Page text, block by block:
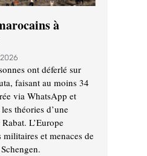
à
ont déferlé sur
faisant au moins 34
via WhatsApp et
théories d’une
L’Europe
militaires et menaces de